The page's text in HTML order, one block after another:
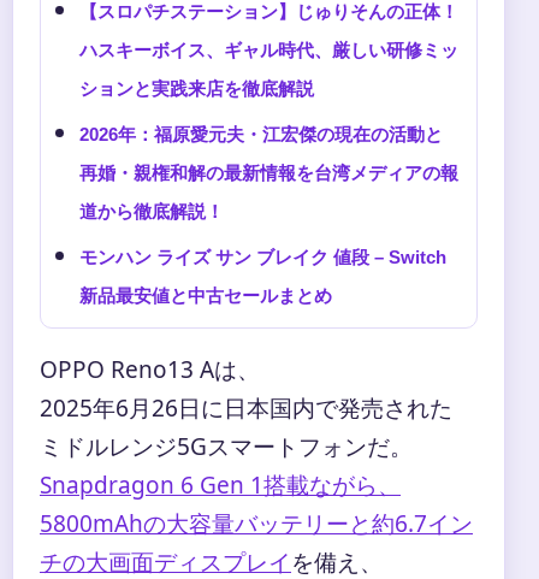
【スロパチステーション】じゅりそんの正体！
ハスキーボイス、ギャル時代、厳しい研修ミッ
ションと実践来店を徹底解説
2026年：福原愛元夫・江宏傑の現在の活動と
再婚・親権和解の最新情報を台湾メディアの報
道から徹底解説！
モンハン ライズ サン ブレイク 値段 – Switch
新品最安値と中古セールまとめ
OPPO Reno13 Aは、
2025年6月26日に日本国内で発売された
ミドルレンジ5Gスマートフォンだ。
Snapdragon 6 Gen 1搭載ながら、
5800mAhの大容量バッテリーと約6.7イン
チの大画面ディスプレイを備え、